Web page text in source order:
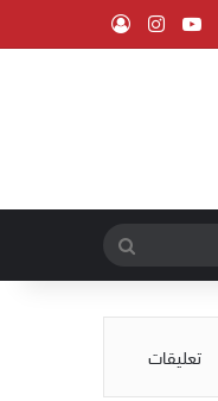
لينكدإن ‫YouTube
انستقرام
عن
تعليقات